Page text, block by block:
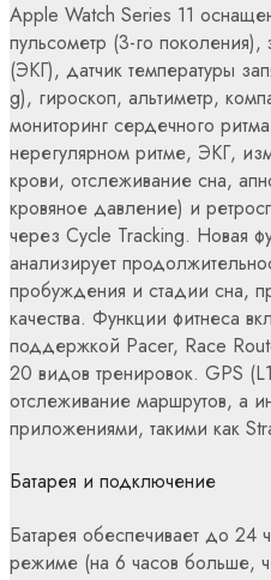
Apple Watch Series 11
пульсометр (3-го
(ЭКГ), датчик температуры
g), гироскоп, альтиметр,
мониторинг сердечного
нерегулярном ритме, ЭКГ,
крови, отслеживание сна,
кровяное давление) и
через Cycle Tracking. Новая
анализирует
пробуждения и стадии сна,
качества. Функции фитнеса
поддержкой Pacer, Race
20 видов тренировок. GPS
отслеживание маршрутов, а
приложениями, такими как
Батарея и подключение
Батарея обеспечивает до 24
режиме (на 6 часов больше,